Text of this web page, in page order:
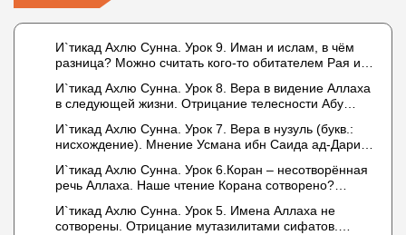
И`тикад Ахлю Сунна. Урок 9. Иман и ислам, в чём
разница? Можно считать кого-то обитателем Рая или
И`тикад Ахлю Сунна. Урок 8. Вера в видение Аллаха
в следующей жизни. Отрицание телесности Абу
Усмана ибн Саида ад-Дарими. Иман – это слова,
дела и познание
И`тикад Ахлю Сунна. Урок 7. Вера в нузуль (букв.:
нисхождение). Мнение Усмана ибн Саида ад-Дарими
описывается физическим движением?
И`тикад Ахлю Сунна. Урок 6.Коран – несотворённая
речь Аллаха. Наше чтение Корана сотворено?
И`тикад Ахлю Сунна. Урок 5. Имена Аллаха не
сотворены. Отрицание мутазилитами сифатов.